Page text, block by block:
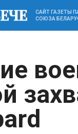
САЙТ ГАЗЕТЫ
СОЮЗА